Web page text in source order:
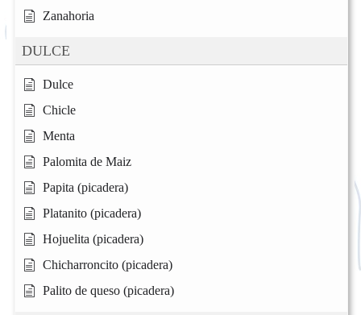
Zanahoria
DULCE
Dulce
Chicle
Menta
Palomita de Maiz
Papita (picadera)
Platanito (picadera)
Hojuelita (picadera)
Chicharroncito (picadera)
Palito de queso (picadera)